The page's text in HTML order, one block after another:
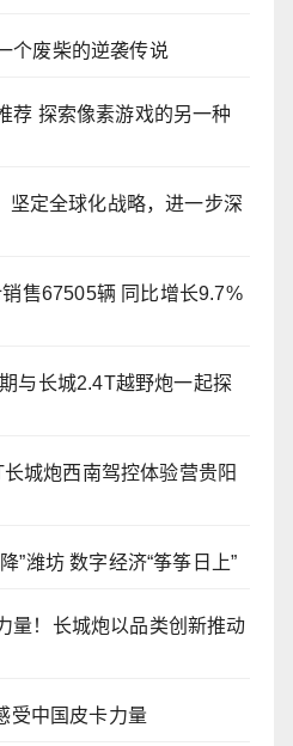
个废柴的逆袭传说
荐 探索像素游戏的另一种
坚定全球化战略，进一步深
售67505辆 同比增长9.7%
与长城2.4T越野炮一起探
城炮西南驾控体验营贵阳
”潍坊 数字经济“筝筝日上”
量！长城炮以品类创新推动
受中国皮卡力量